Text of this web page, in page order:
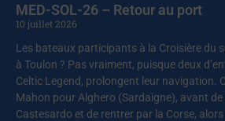
MED-SOL-26 – Retour au port
10 juillet 2026
Les bateaux participants à la Croisière du
à Toulon ? Pas vraiment, puisque deux
Celtic Legend, prolongent leur navigation.
Mahon pour Alghero (Sardaigne), avant de
Castesardo et de rentrer par la Corse,